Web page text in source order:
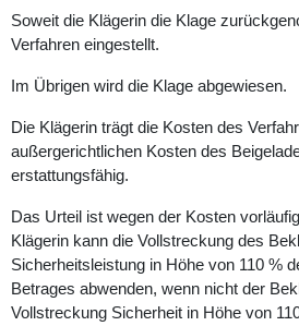
Soweit die Klägerin die Klage
Verfahren eingestellt.
Im Übrigen wird die Klage abgewiesen.
Die Klägerin trägt die Kosten des
außergerichtlichen Kosten des
erstattungsfähig.
Das Urteil ist wegen der Kosten
Klägerin kann die Vollstreckung des
Sicherheitsleistung in Höhe von 110 %
Betrages abwenden, wenn nicht der
Vollstreckung Sicherheit in Höhe von